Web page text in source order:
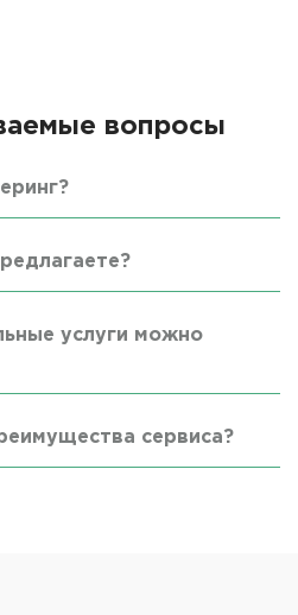
вопросы
услуги можно
сервиса?